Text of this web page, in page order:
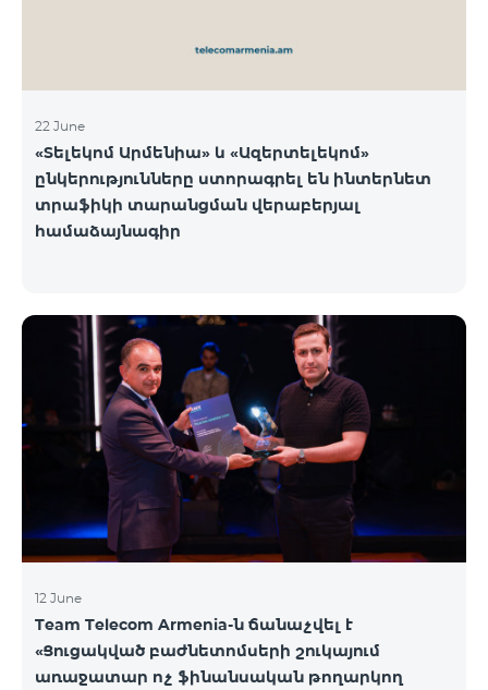
22 June
«Տելեկոմ Արմենիա» և «Ազերտելեկոմ»
ընկերությունները ստորագրել են ինտերնետ
տրաֆիկի տարանցման վերաբերյալ
համաձայնագիր
12 June
Team Telecom Armenia-ն ճանաչվել է
«Ցուցակված բաժնետոմսերի շուկայում
առաջատար ոչ ֆինանսական թողարկող